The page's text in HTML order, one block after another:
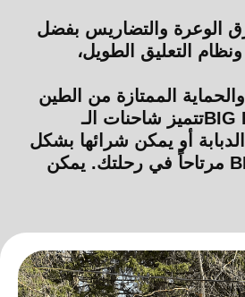
الأسلحة
30 طلقة
60 طلقة بيدين 9500r
5500r